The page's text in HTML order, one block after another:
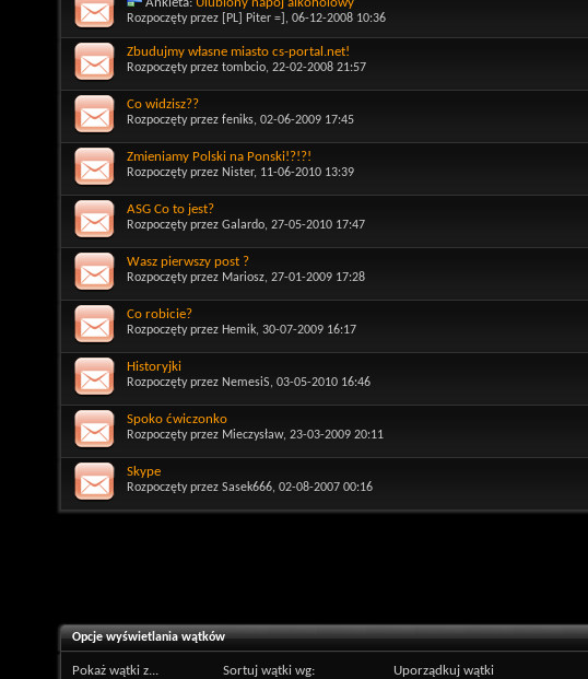
Rozpoczęty przez [PL] Piter =] , 06-12-2008 10:36
Zbudujmy własne miasto cs-portal.net!
Rozpoczęty przez tombcio, 22-02-2008 21:57
Co widzisz??
Rozpoczęty przez feniks, 02-06-2009 17:45
Zmieniamy Polski na Ponski!?!?!
Rozpoczęty przez Nister, 11-06-2010 13:39
ASG Co to jest?
Rozpoczęty przez Galardo, 27-05-2010 17:47
Wasz pierwszy post ?
Rozpoczęty przez Mariosz, 27-01-2009 17:28
Co robicie?
Rozpoczęty przez Hemik, 30-07-2009 16:17
Historyjki
Rozpoczęty przez NemesiS, 03-05-2010 16:46
Spoko ćwiczonko
Rozpoczęty przez Mieczysław, 23-03-2009 20:11
Skype
Rozpoczęty przez Sasek666, 02-08-2007 00:16
Opcje wyświetlania wątków
Pokaż wątki z... Sortuj wątki wg: Uporządkuj wątki